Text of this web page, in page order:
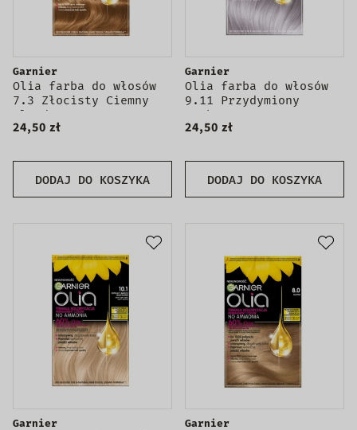
DODAJ DO KOSZYKA
Garnier
Olia farba do włosów
7.3 Złocisty Ciemny
Blond
24,50 zł
DODAJ DO KOSZYKA
Garnier
Olia farba do włosów
9.11 Przydymiony
Srebrny
24,50 zł
Garnier Garnier